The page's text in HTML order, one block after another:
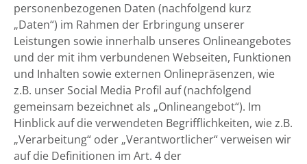
personenbezogenen Daten (nachfolgend kurz
„Daten“) im Rahmen der Erbringung unserer
Leistungen sowie innerhalb unseres Onlineangebotes
und der mit ihm verbundenen Webseiten, Funktionen
und Inhalten sowie externen Onlinepräsenzen, wie
z.B. unser Social Media Profil auf (nachfolgend
gemeinsam bezeichnet als „Onlineangebot“). Im
Hinblick auf die verwendeten Begrifflichkeiten, wie z.B.
„Verarbeitung“ oder „Verantwortlicher“ verweisen wir
auf die Definitionen im Art. 4 der